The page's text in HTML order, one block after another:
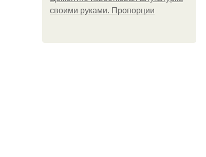
своими руками. Пропорции